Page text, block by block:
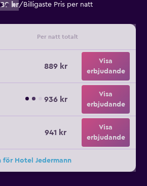
kr/ Billigaste Pris per natt
Per natt totalt
889 kr
Visa
erbjudande
936 kr
Visa
erbjudande
941 kr
Visa
erbjudande
Hotel Jedermann